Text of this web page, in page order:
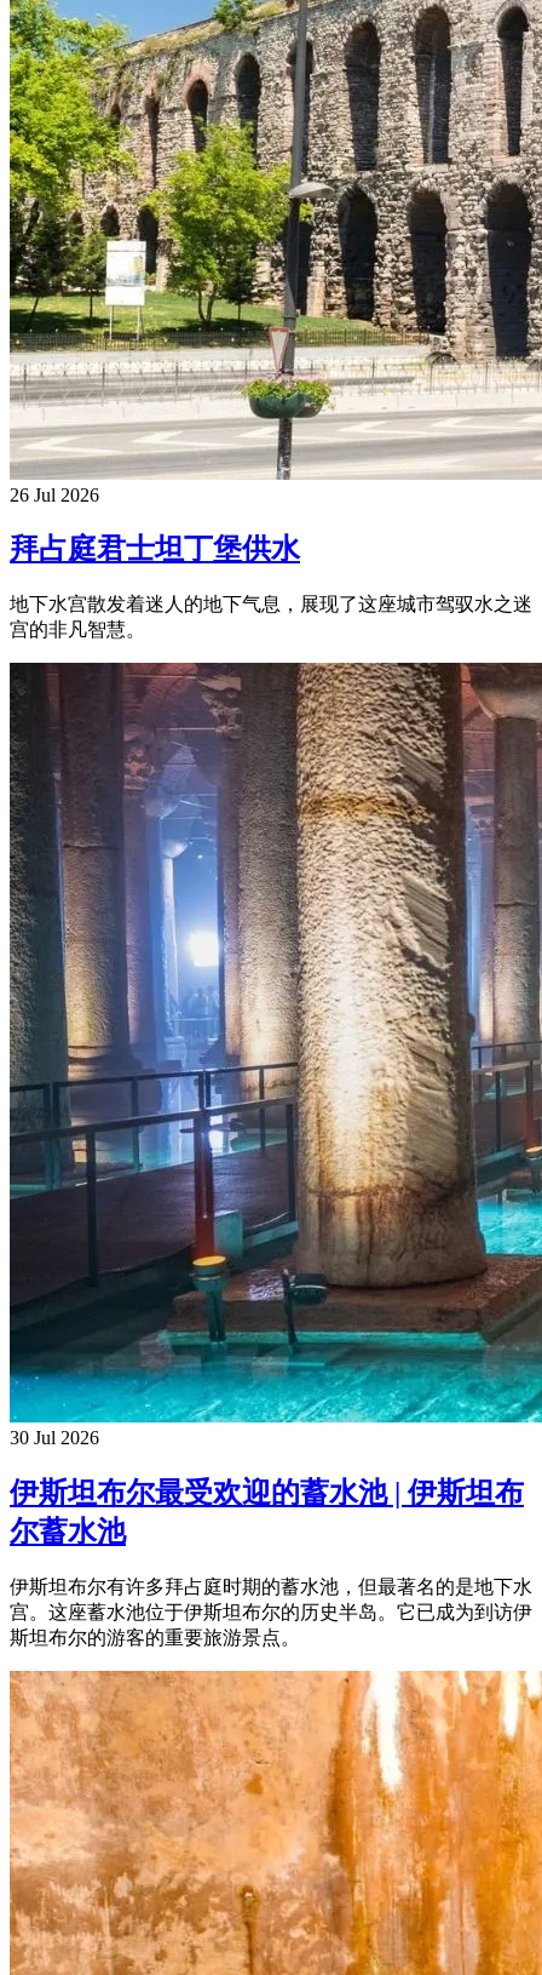
26 Jul 2026
拜占庭君士坦丁堡供水
地下水宫散发着迷人的地下气息，展现了这座城市驾驭水之迷
宫的非凡智慧。
30 Jul 2026
伊斯坦布尔最受欢迎的蓄水池 | 伊斯坦布
尔蓄水池
伊斯坦布尔有许多拜占庭时期的蓄水池，但最著名的是地下水
宫。这座蓄水池位于伊斯坦布尔的历史半岛。它已成为到访伊
斯坦布尔的游客的重要旅游景点。